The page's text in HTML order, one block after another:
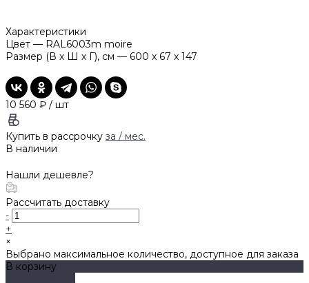
Характеристики
Цвет — RAL6003m moire
Размер (В х Ш х Г), см — 600 x 67 x 147
10 560 ₽ / шт
Купить в рассрочку за / мес.
В наличии
Нашли дешевле?
Рассчитать доставку
-
+
×
Выбрано максимальное количество, доступное для заказа
В корзину